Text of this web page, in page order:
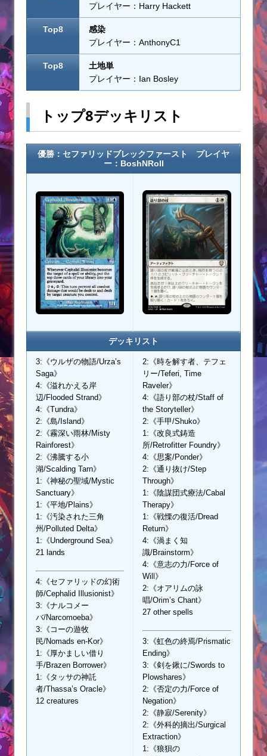
プレイヤー：Harry Hackett
Top8
感染
プレイヤー：AnthonyC1
Top8
土地単
プレイヤー：Ian Bosley
トップ8デッキリスト
優勝：セファリッドブレックファースト プレイヤ
ー：BoshNRoll
デッキリスト
3:《ウルザの物語/Urza’s
Saga》
4:《溢れかえる岸
辺/Flooded Strand》
4:《Tundra》
2:《島/Island》
2:《霧深い雨林/Misty
Rainforest》
2:《沸騰する小
湖/Scalding Tarn》
1:《神秘の聖域/Mystic
Sanctuary》
1:《平地/Plains》
1:《汚染された三角
州/Polluted Delta》
1:《Underground Sea》
21 lands
4:《セファリッドの幻術
師/Cephalid Illusionist》
3:《ナルコメー
バ/Narcomoeba》
3:《コーの遊牧
民/Nomads en-Kor》
1:《厚かましい借り
手/Brazen Borrower》
1:《タッサの神託
者/Thassa’s Oracle》
12 creatures
2:《時を解す者、テフェ
リー/Teferi, Time
Raveler》
4:《語り部の杖/Staff of
the Storyteller》
2:《手甲/Shuko》
1:《改良式鋳造
所/Retrofitter Foundry》
4:《思案/Ponder》
2:《通り抜け/Step
Through》
1:《陰謀団式療法/Cabal
Therapy》
1:《戦慄の復活/Dread
Return》
4:《渦まく知
識/Brainstorm》
4:《意志の力/Force of
Will》
2:《オアリムの詠
唱/Orim’s Chant》
27 other spells
3:《虹色の終焉/Prismatic
Ending》
3:《剣を鍬に/Swords to
Plowshares》
2:《否定の力/Force of
Negation》
2:《静寂/Serenity》
2:《外科的摘出/Surgical
Extraction》
1:《狼狽の